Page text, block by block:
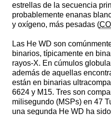
estrellas de la secuencia
probablemente enanas
y oxígeno, más pesadas (
Las He WD son
binarios, típicamente en
rayos-X. En cúmulos
además de aquellas
están en binarias
6624 y M15. Tres son
milisegundo (MSPs) en 47
una segunda He WD ha